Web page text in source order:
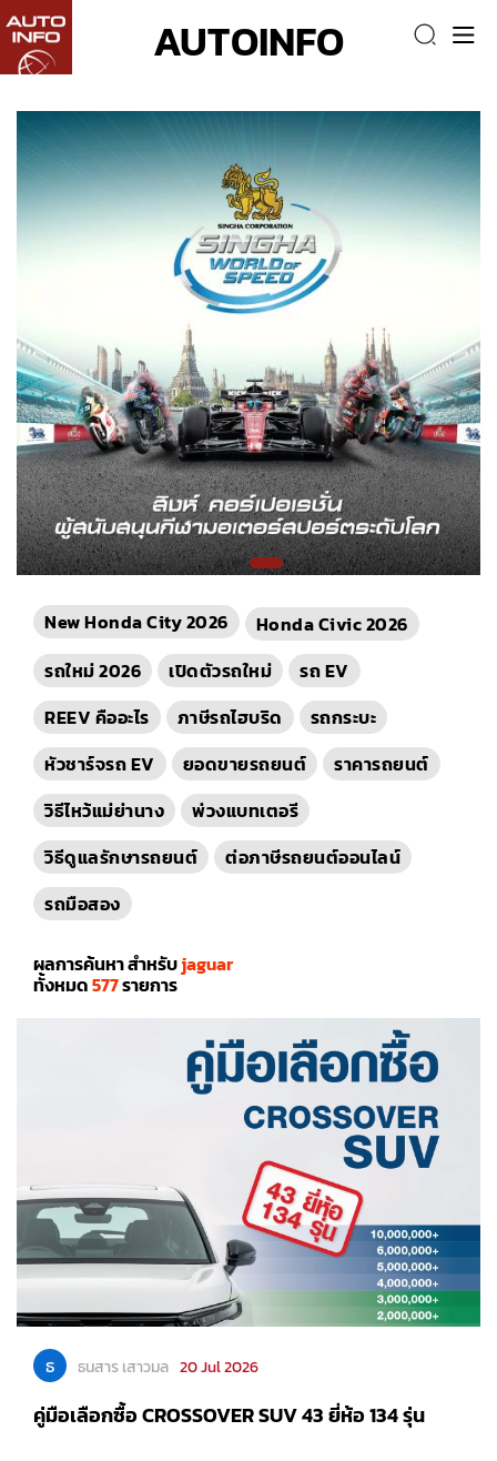
AUTOINFO
New Honda City 2026
Honda Civic 2026
รถใหม่ 2026
เปิดตัวรถใหม่
รถ EV
REEV คืออะไร
ภาษีรถไฮบริด
รถกระบะ
หัวชาร์จรถ EV
ยอดขายรถยนต์
ราคารถยนต์
วิธีไหว้แม่ย่านาง
พ่วงแบทเตอรี
วิธีดูแลรักษารถยนต์
ต่อภาษีรถยนต์ออนไลน์
รถมือสอง
ผลการค้นหา สำหรับjaguar
ทั้งหมด577รายการ
ธ ธนสาร เสาวมล 20 Jul 2026
คู่มือเลือกซื้อ CROSSOVER SUV 43 ยี่ห้อ 134 รุ่น